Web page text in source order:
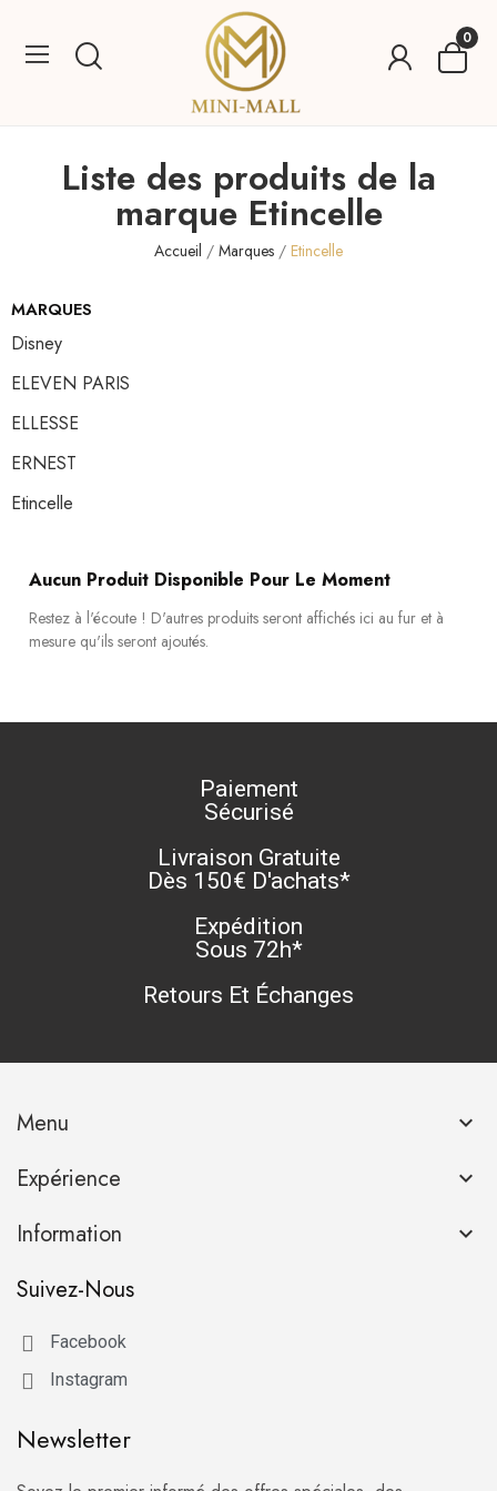
0
Liste des produits de la
marque Etincelle
Accueil Marques Etincelle
MARQUES
Disney
ELEVEN PARIS
ELLESSE
ERNEST
Etincelle
Aucun Produit Disponible Pour Le Moment
Restez à l'écoute ! D'autres produits seront affichés ici au fur et à
mesure qu'ils seront ajoutés.
Paiement
Sécurisé
Livraison Gratuite
Dès 150€ D'achats*
Expédition
Sous 72h*
Retours Et Échanges
Menu 
Expérience 
Information 
Suivez-Nous
Facebook
Instagram
Newsletter